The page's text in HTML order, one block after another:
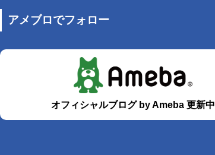
アメブロでフォロー
オフィシャルブログ by Ameba 更新中